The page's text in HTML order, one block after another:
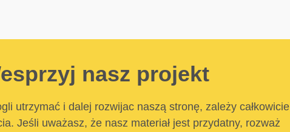
nasz projekt
utrzymać i dalej rozwijac naszą stronę, zależy całkowicie
Jeśli uważasz, że nasz materiał jest przydatny, rozważ